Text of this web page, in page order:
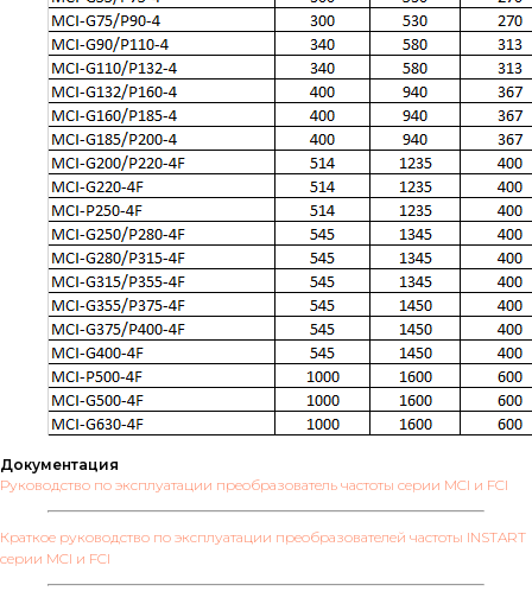
Документация
Руководство по эксплуатации преобразователь частоты серии MCI и FCI
Краткое руководство по эксплуатации преобразователей частоты INSTART
серии MCI и FCI